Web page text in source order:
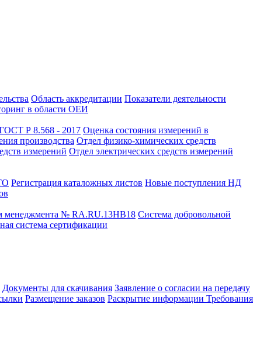
Область аккредитации Показатели деятельности
в области ОЕИ
ГОСТ Р 8.568 - 2017 Оценка состояния измерений в
производства Отдел физико-химических средств
измерений Отдел электрических средств измерений
Регистрация каталожных листов Новые поступления НД
менеджмента № RA.RU.13HB18 Система добровольной
система сертификации
Документы для скачивания Заявление о согласии на передачу
Размещение заказов Раскрытие информации Требования